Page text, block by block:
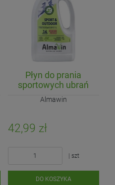
Płyn do prania
sportowych ubrań
(koncentrat) ECO
750ml (16 prań)
Almawin
42,99 zł
| szt
DO KOSZYKA